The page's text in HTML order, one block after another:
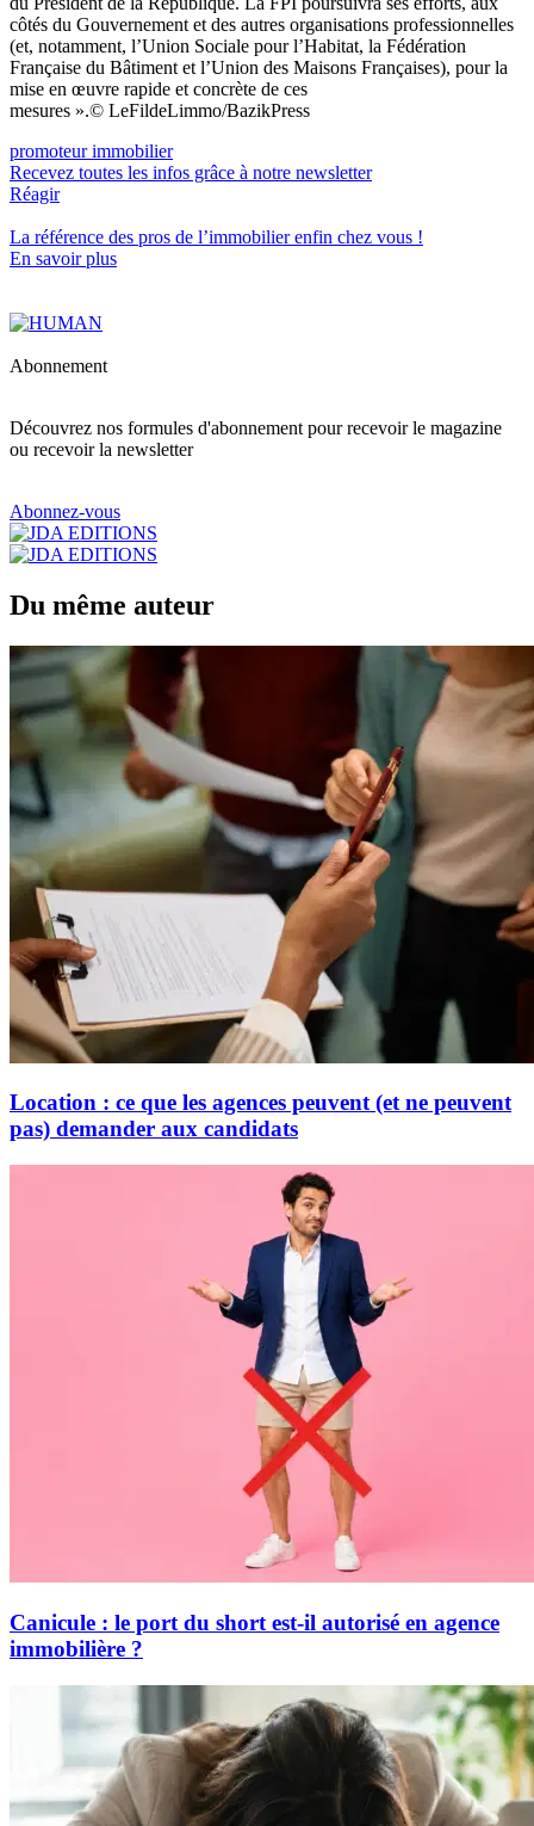
côtés du Gouvernement et des autres organisations professionnelles
(et, notamment, l’Union Sociale pour l’Habitat, la Fédération
Française du Bâtiment et l’Union des Maisons Françaises), pour la
mise en œuvre rapide et concrète de ces
mesures ».© LeFildeLimmo/BazikPress
promoteur immobilier
Recevez toutes les infos grâce à notre newsletter
Réagir
La référence des pros de l’immobilierenfin chez vous !
En savoir plus
Abonnement
Découvrez nos formules d'abonnement pour recevoir le magazine
ou recevoir la newsletter
Abonnez-vous
Du même auteur
Location : ce que les agences peuvent (et ne peuvent
pas) demander aux candidats
Canicule : le port du short est-il autorisé en agence
immobilière ?